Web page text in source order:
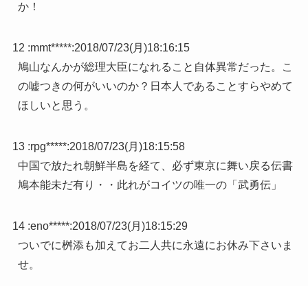
か！
12 :mmt*****:2018/07/23(月)18:16:15
鳩山なんかが総理大臣になれること自体異常だった。こ
の嘘つきの何がいいのか？日本人であることすらやめて
ほしいと思う。
13 :rpg*****:2018/07/23(月)18:15:58
中国で放たれ朝鮮半島を経て、必ず東京に舞い戻る伝書
鳩本能未だ有り・・此れがコイツの唯一の「武勇伝」
14 :eno*****:2018/07/23(月)18:15:29
ついでに桝添も加えてお二人共に永遠にお休み下さいま
せ。